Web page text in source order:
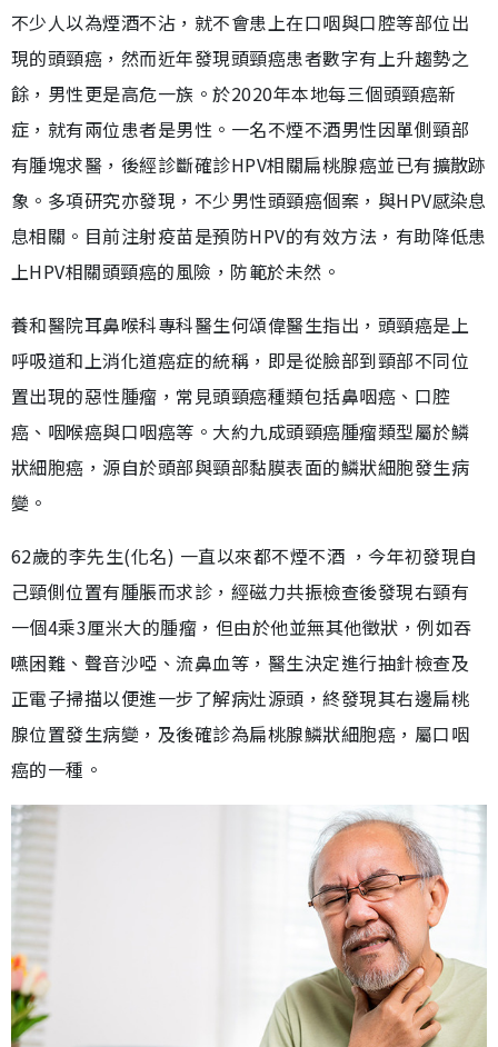
不少人以為煙酒不沾，就不會患上在口咽與口腔等部位出
現的頭頸癌，然而近年發現頭頸癌患者數字有上升趨勢之
餘，男性更是高危一族。於2020年本地每三個頭頸癌新
症，就有兩位患者是男性。一名不煙不酒男性因單側頸部
有腫塊求醫，後經診斷確診HPV相關扁桃腺癌並已有擴散跡
象。多項研究亦發現，不少男性頭頸癌個案，與HPV感染息
息相關。目前注射疫苗是預防HPV的有效方法，有助降低患
上HPV相關頭頸癌的風險，防範於未然。
養和醫院耳鼻喉科專科醫生何頌偉醫生指出，頭頸癌是上
呼吸道和上消化道癌症的統稱，即是從臉部到頸部不同位
置出現的惡性腫瘤，常見頭頸癌種類包括鼻咽癌、口腔
癌、咽喉癌與口咽癌等。大約九成頭頸癌腫瘤類型屬於鱗
狀細胞癌，源自於頭部與頸部黏膜表面的鱗狀細胞發生病
變。
62歲的李先生(化名) 一直以來都不煙不酒 ，今年初發現自
己頸側位置有腫脹而求診，經磁力共振檢查後發現右頸有
一個4乘3厘米大的腫瘤，但由於他並無其他徵狀，例如吞
嚥困難、聲音沙啞、流鼻血等，醫生決定進行抽針檢查及
正電子掃描以便進一步了解病灶源頭，終發現其右邊扁桃
腺位置發生病變，及後確診為扁桃腺鱗狀細胞癌，屬口咽
癌的一種。